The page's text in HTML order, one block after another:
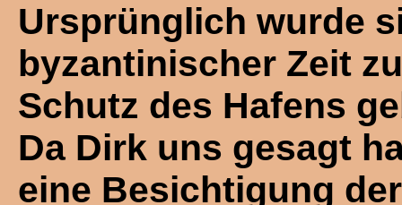
Ursprünglich wurde
byzantinischer Zeit
Schutz des Hafens
Da Dirk uns gesagt
eine Besichtigung der